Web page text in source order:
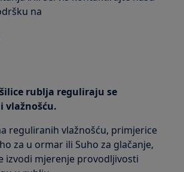
na
rublja reguliraju se
vlažnošću.
reguliranih vlažnošću, primjerice
za u ormar ili Suho za glačanje,
izvodi mjerenje provodljivosti